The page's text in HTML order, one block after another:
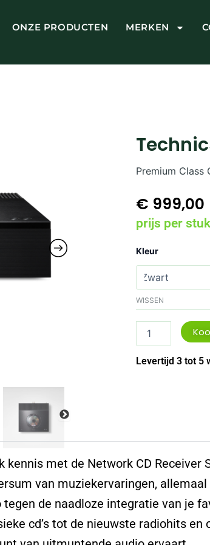
ONZE PRODUCTEN MERKEN
Premium Class
€ 999,00
prijs per stuk
Kleur
WISSEN
Technics
SA-
aantal
Levertijd 3 tot 5
kennis met de Network CD
van muziekervaringen,
tegen de naadloze integratie van je
cd’s tot de nieuwste radiohits